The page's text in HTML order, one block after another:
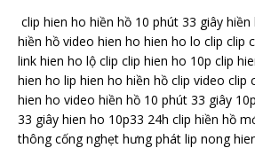
clip hien ho hiền hồ 10 phút 33 giây hiền
hiền hồ video hien ho hien ho lo clip clip
link hien ho lộ clip clip hien ho 10p clip
hien ho lip hien ho hiền hồ clip video clip
hien ho video hiền hồ 10 phút 33 giây
33 giây hien ho 10p33 24h clip hiền hồ
thông cống nghẹt hưng phát lip nong